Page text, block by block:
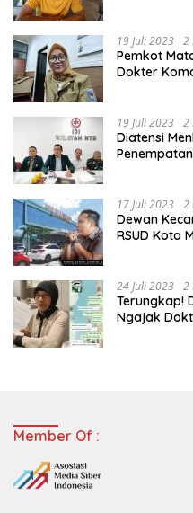
19 Juli 2023 2
Pemkot
Dokter
19 Juli 2023 2
Diatensi
17 Juli 2023 2
Dewan
RSUD Kota
24 Juli 2023 2
Terungkap!
Ngajak
Member Of :